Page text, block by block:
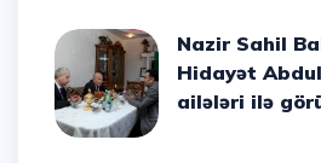
Nazir Sahil Babayevin müavini
Hidayət
ailələri ilə